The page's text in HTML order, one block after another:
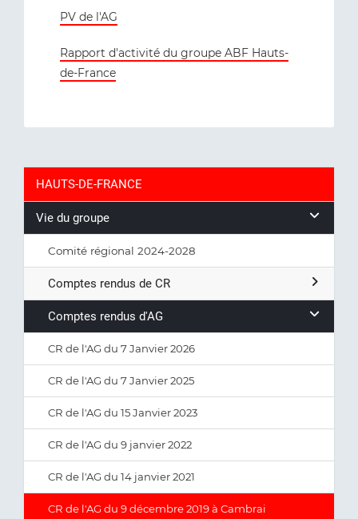
PV de l'AG
Rapport d'activité du groupe ABF Hauts-
de-France
HAUTS-DE-FRANCE
Vie du groupe
Comité régional 2024-2028
Comptes rendus de CR
Comptes rendus d'AG
CR de l'AG du 7 Janvier 2026
CR de l'AG du 7 Janvier 2025
CR de l'AG du 15 Janvier 2023
CR de l'AG du 9 janvier 2022
CR de l'AG du 14 janvier 2021
CR de l'AG du 9 décembre 2019 à Cambrai